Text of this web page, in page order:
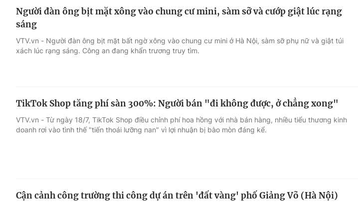
Tin tức
Thế giới đó đây
Câu chuyện quốc tế
Thị trường
Góc doanh nghiệp
Hậu trường
Giải sao mai
Điện ảnh
Du lịch
Tuyển sinh
Người đàn ông bịt mặt xông vào chung cư mini, sàm sỡ và cướp giật lúc rạng
sáng
VTV.vn - Người đàn ông bịt mặt bất ngờ xông vào chung cư mini ở Hà Nội, sàm sỡ phụ nữ và giật túi
xách lúc rạng sáng. Công an đang khẩn trương truy tìm.
TikTok Shop tăng phí sàn 300%: Người bán "đi không được, ở chẳng xong"
VTV.vn - Từ ngày 18/7, TikTok Shop điều chỉnh phí hoa hồng với nhà bán hàng, nhiều tiểu thương kinh
doanh rơi vào tình thế "tiến thoái lưỡng nan" vì lợi nhuận bị bào mòn đáng kể.
Cận cảnh công trường thi công dự án trên 'đất vàng' phố Giảng Võ (Hà Nội)